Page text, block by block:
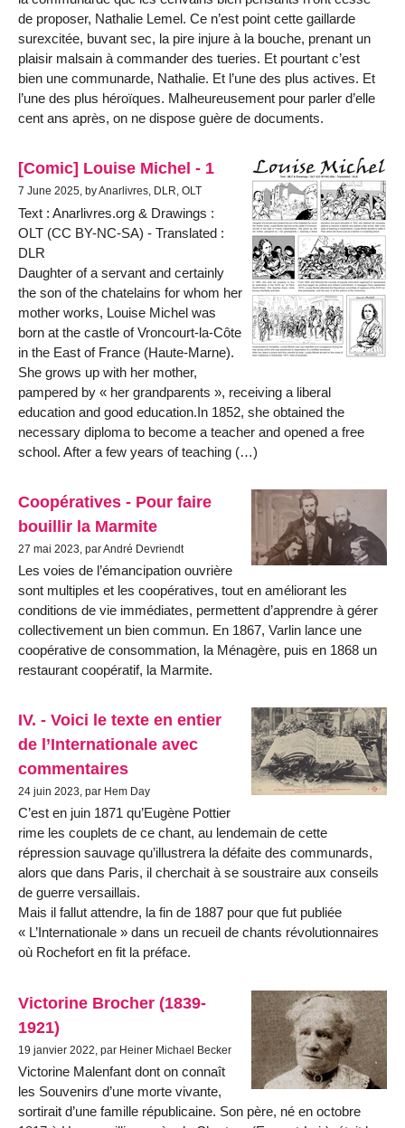
de proposer, Nathalie Lemel. Ce n’est point cette gaillarde
surexcitée, buvant sec, la pire injure à la bouche, prenant un
plaisir malsain à commander des tueries. Et pourtant c’est
bien une communarde, Nathalie. Et l’une des plus actives. Et
l’une des plus héroïques. Malheureusement pour parler d’elle
cent ans après, on ne dispose guère de documents.
[Comic] Louise Michel - 1
7 June 2025, by Anarlivres, DLR, OLT
Text : Anarlivres.org & Drawings :
OLT (CC BY-NC-SA) - Translated :
DLR
Daughter of a servant and certainly
the son of the chatelains for whom her
mother works, Louise Michel was
born at the castle of Vroncourt-la-Côte
in the East of France (Haute-Marne).
She grows up with her mother,
pampered by « her grandparents », receiving a liberal
education and good education.In 1852, she obtained the
necessary diploma to become a teacher and opened a free
school. After a few years of teaching (…)
Coopératives - Pour faire
bouillir la Marmite
27 mai 2023, par André Devriendt
Les voies de l’émancipation ouvrière
sont multiples et les coopératives, tout en améliorant les
conditions de vie immédiates, permettent d’apprendre à gérer
collectivement un bien commun. En 1867, Varlin lance une
coopérative de consommation, la Ménagère, puis en 1868 un
restaurant coopératif, la Marmite.
IV. - Voici le texte en entier
de l’Internatio­nale avec
commentaires
24 juin 2023, par Hem Day
C’est en juin 1871 qu’Eugène Pottier
rime les cou­plets de ce chant, au lendemain de cette
répression sauvage qu’illustrera la défaite des communards,
alors que dans Paris, il cherchait à se soustraire aux conseils
de guerre versaillais.
Mais il fallut attendre, la fin de 1887 pour que fut publiée
« L’Internationale » dans un recueil de chants révolutionnaires
où Rochefort en fit la préface.
Victorine Brocher (1839-
1921)
19 janvier 2022, par Heiner Michael Becker
Victorine Malenfant dont on connaît
les Souvenirs d’une morte vivante,
sortirait d’une famille républicaine. Son père, né en octobre